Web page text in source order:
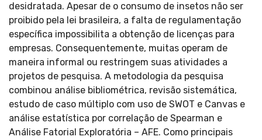
desidratada. Apesar de o consumo de insetos não ser
proibido pela lei brasileira, a falta de regulamentação
específica impossibilita a obtenção de licenças para
empresas. Consequentemente, muitas operam de
maneira informal ou restringem suas atividades a
projetos de pesquisa. A metodologia da pesquisa
combinou análise bibliométrica, revisão sistemática,
estudo de caso múltiplo com uso de SWOT e Canvas e
análise estatística por correlação de Spearman e
Análise Fatorial Exploratória – AFE. Como principais